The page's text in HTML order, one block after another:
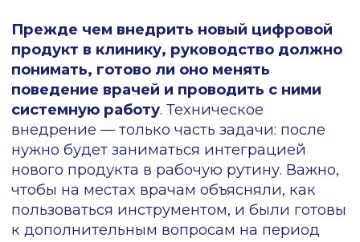
оказалась
: 59% врачей
точно готовы начать пользоваться
технологией, если она позволит
оптимизировать рабочие процессы. 54%
респондентов готовы начать пользоваться
технологиями, если они помогут
защитить их от юридических рисковв
случае жалоб от пациентов.
При этом ключевыми барьерами для
освоения инноваций стал страх
ошибочного решения, например, при
использовании СППВР, а такжесомнения
в стабильной работецифровых решений
и сервисов.